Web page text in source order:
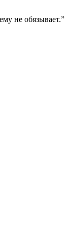
не обязывает.”